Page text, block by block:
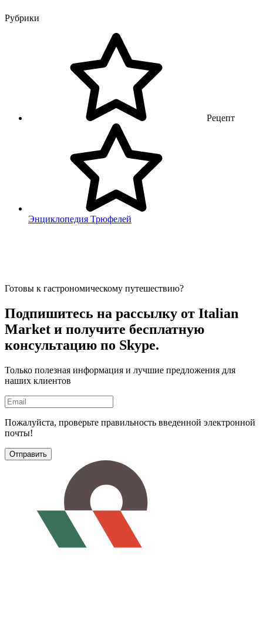
Рубрики
Рецепт
Энциклопедия Трюфелей
Готовы к гастрономическому путешествию?
Подпишитесь на рассылку от Italian
Market и получите бесплатную
консультацию по Skype.
Только полезная информация и лучшие предложения для
наших клиентов
Пожалуйста, проверьте правильность введенной электронной
почты!
Отправить